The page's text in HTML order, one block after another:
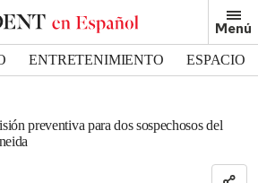
Menú
ENTRETENIMIENTO
ESPACIO
preventiva para dos sospechosos del